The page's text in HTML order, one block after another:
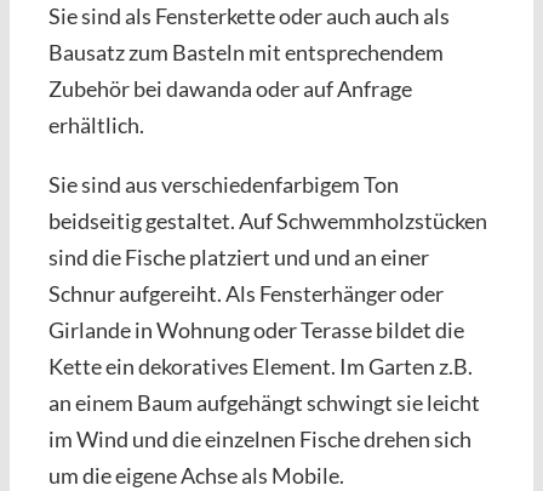
Sie sind als Fensterkette oder auch auch als
Bausatz zum Basteln mit entsprechendem
Zubehör bei dawanda oder auf Anfrage
erhältlich.
Sie sind aus verschiedenfarbigem Ton
beidseitig gestaltet. Auf Schwemmholzstücken
sind die Fische platziert und und an einer
Schnur aufgereiht. Als Fensterhänger oder
Girlande in Wohnung oder Terasse bildet die
Kette ein dekoratives Element. Im Garten z.B.
an einem Baum aufgehängt schwingt sie leicht
im Wind und die einzelnen Fische drehen sich
um die eigene Achse als Mobile.